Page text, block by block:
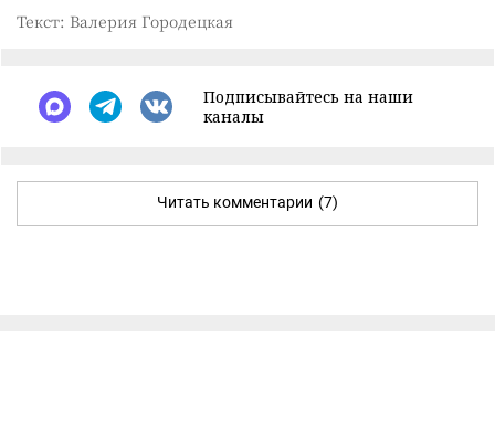
Текст: Валерия Городецкая
Подписывайтесь на наши
каналы
Читать комментарии (7)